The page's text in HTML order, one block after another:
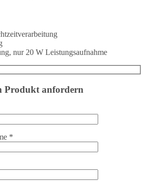
nur 20 W Leistungsaufnahme
Produkt anfordern
*